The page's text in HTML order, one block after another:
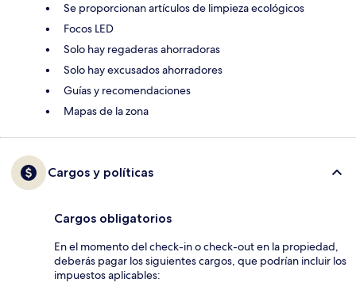
Se proporcionan artículos de limpieza ecológicos
Focos LED
Solo hay regaderas ahorradoras
Solo hay excusados ahorradores
Guías y recomendaciones
Mapas de la zona
Cargos y políticas
Cargos obligatorios
En el momento del check-in o check-out en la propiedad,
deberás pagar los siguientes cargos, que podrían incluir los
impuestos aplicables: